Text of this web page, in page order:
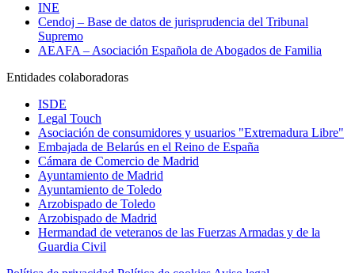
INE
Cendoj – Base de datos de jurisprudencia del Tribunal
Supremo
AEAFA – Asociación Española de Abogados de Familia
Entidades colaboradoras
ISDE
Legal Touch
Asociación de consumidores y usuarios "Extremadura Libre"
Embajada de Belarús en el Reino de España
Cámara de Comercio de Madrid
Ayuntamiento de Madrid
Ayuntamiento de Toledo
Arzobispado de Toledo
Arzobispado de Madrid
Hermandad de veteranos de las Fuerzas Armadas y de la
Guardia Civil